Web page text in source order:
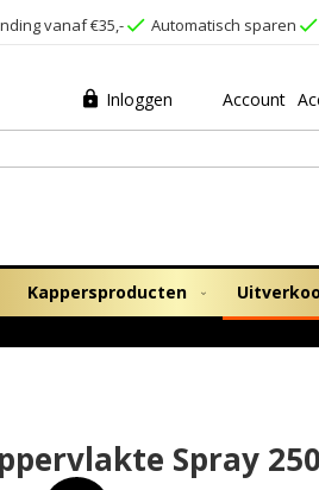
vanaf €35,- Automatisch sparen
Inloggen Account
Kappersproducten
Spray